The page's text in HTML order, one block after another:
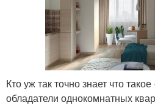
Кто уж так точно знает что
обладатели однокомнатных